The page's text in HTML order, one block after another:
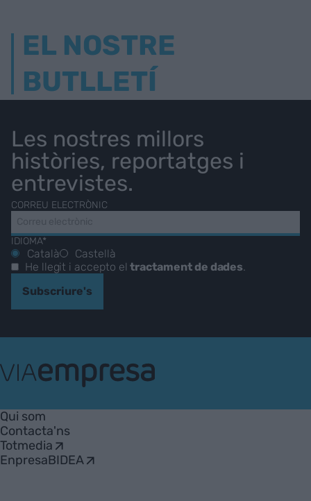
EL NOSTRE
BUTLLETÍ
Les nostres millors
històries, reportatges i
entrevistes.
CORREU ELECTRÒNIC
IDIOMA*
Català
Castellà
He llegit i accepto eltractament de dades.
Subscriure's
Empresa
Qui som
Contacta'ns
Totmedia
EnpresaBIDEA